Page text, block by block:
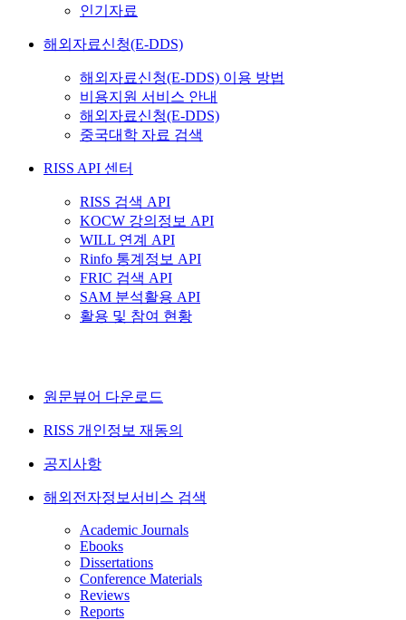
인기자료
해외자료신청(E-DDS)
해외자료신청(E-DDS) 이용 방법
비용지원 서비스 안내
해외자료신청(E-DDS)
중국대학 자료 검색
RISS API 센터
RISS 검색 API
KOCW 강의정보 API
WILL 연계 API
Rinfo 통계정보 API
FRIC 검색 API
SAM 분석활용 API
활용 및 참여 현황
원문뷰어 다운로드
RISS 개인정보 재동의
공지사항
해외전자정보서비스 검색
Academic Journals
Ebooks
Dissertations
Conference Materials
Reviews
Reports